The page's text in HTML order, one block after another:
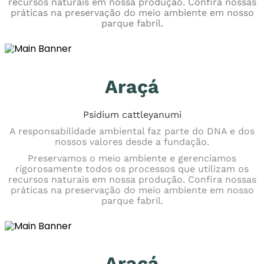
práticas na preservação do meio ambiente em nosso
parque fabril.
Araçá
Psidium cattleyanumi
A responsabilidade ambiental faz parte do DNA e dos
nossos valores desde a fundação.
Preservamos o meio ambiente e gerenciamos
rigorosamente todos os processos que utilizam os
recursos naturais em nossa produção. Confira nossas
práticas na preservação do meio ambiente em nosso
parque fabril.